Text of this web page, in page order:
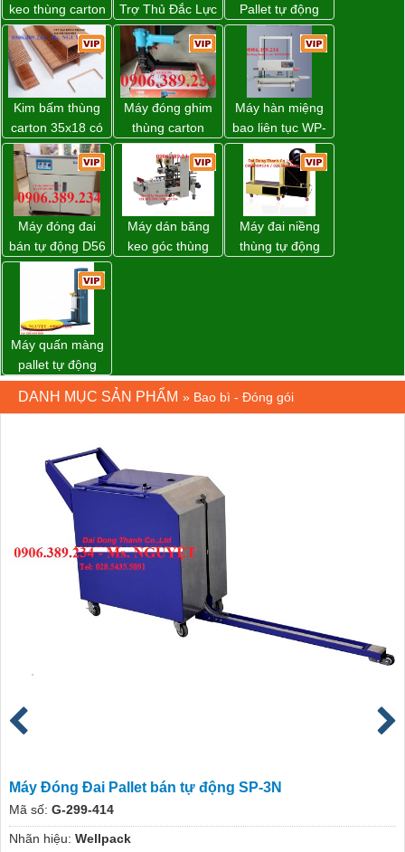
keo thùng carton
WP-5050RL
chính hãng
Trợ Thủ Đắc Lực
Cho Mọi Doanh
Nghiệp Trong
Khâu Đóng Gói
Pallet tự động
WP-55 xuất xứ
Đài Loan
Kim bấm thùng
carton 35x18 có
sẵn giá rẻ toàn
quốc
Máy đóng ghim
thùng carton
dùng khí nén giá
tốt
Máy hàn miệng
bao liên tục WP-
1200V chính
hãng giá tốt
Máy đóng đai
bán tự động D56
Strapack
Máy dán băng
keo góc thùng
Máy đai niềng
thùng tự động
Máy quấn màng
pallet tự động
WP-55 chính
hãng Wellpack
DANH MỤC SẢN PHẨM » Bao bì - Đóng gói
Máy Đóng Đai Pallet bán tự động SP-3N
Mã số: G-299-414
Nhãn hiệu: Wellpack